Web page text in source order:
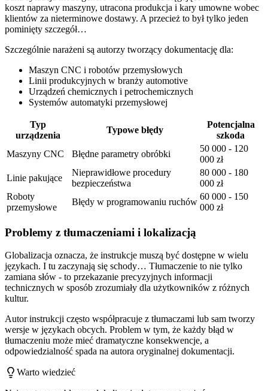
koszt naprawy maszyny, utracona produkcja i kary umowne wobec
klientów za nieterminowe dostawy. A przecież to był tylko jeden
pominięty szczegół…
Szczególnie narażeni są autorzy tworzący dokumentację dla:
Maszyn CNC i robotów przemysłowych
Linii produkcyjnych w branży automotive
Urządzeń chemicznych i petrochemicznych
Systemów automatyki przemysłowej
Typ
urządzenia
Typowe błędy
Potencjalna
szkoda
Maszyny CNC
Błędne parametry obróbki
50 000 - 120
000 zł
Linie pakujące
Nieprawidłowe procedury
bezpieczeństwa
80 000 - 180
000 zł
Roboty
przemysłowe
Błędy w programowaniu ruchów
60 000 - 150
000 zł
Problemy z tłumaczeniami i lokalizacją
Globalizacja oznacza, że instrukcje muszą być dostępne w wielu
językach. I tu zaczynają się schody… Tłumaczenie to nie tylko
zamiana słów - to przekazanie precyzyjnych informacji
technicznych w sposób zrozumiały dla użytkowników z różnych
kultur.
Autor instrukcji często współpracuje z tłumaczami lub sam tworzy
wersje w językach obcych. Problem w tym, że każdy błąd w
tłumaczeniu może mieć dramatyczne konsekwencje, a
odpowiedzialność spada na autora oryginalnej dokumentacji.
Warto wiedzieć